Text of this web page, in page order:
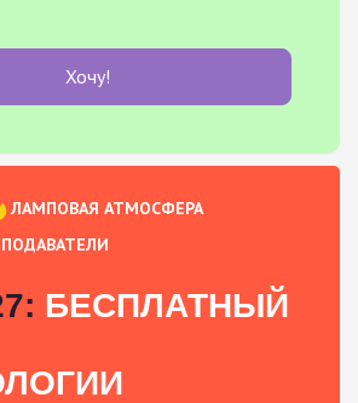
Хочу!
ЛАМПОВАЯ АТМОСФЕРА
БЕСПЛАТНЫЙ